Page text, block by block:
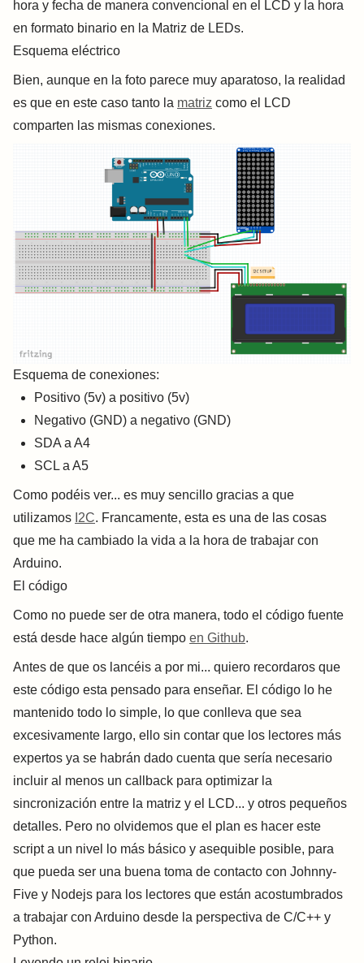
hora y fecha de manera convencional en el LCD y la hora
en formato binario en la Matriz de LEDs.
Esquema eléctrico
Bien, aunque en la foto parece muy aparatoso, la realidad
es que en este caso tanto la matriz como el LCD
comparten las mismas conexiones.
Esquema de conexiones:
Positivo (5v) a positivo (5v)
Negativo (GND) a negativo (GND)
SDA a A4
SCL a A5
Como podéis ver... es muy sencillo gracias a que
utilizamos I2C. Francamente, esta es una de las cosas
que me ha cambiado la vida a la hora de trabajar con
Arduino.
El código
Como no puede ser de otra manera, todo el código fuente
está desde hace algún tiempo en Github.
Antes de que os lancéis a por mi... quiero recordaros que
este código esta pensado para enseñar. El código lo he
mantenido todo lo simple, lo que conlleva que sea
excesivamente largo, ello sin contar que los lectores más
expertos ya se habrán dado cuenta que sería necesario
incluir al menos un callback para optimizar la
sincronización entre la matriz y el LCD... y otros pequeños
detalles. Pero no olvidemos que el plan es hacer este
script a un nivel lo más básico y asequible posible, para
que pueda ser una buena toma de contacto con Johnny-
Five y Nodejs para los lectores que están acostumbrados
a trabajar con Arduino desde la perspectiva de C/C++ y
Python.